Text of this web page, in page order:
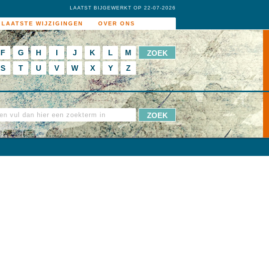
LAATSTE WIJZIGINGEN OVER ONS
LAATST BIJGEWERKT OP 22-07-2026
F G H I J K L
M
S T U V W X Y Z